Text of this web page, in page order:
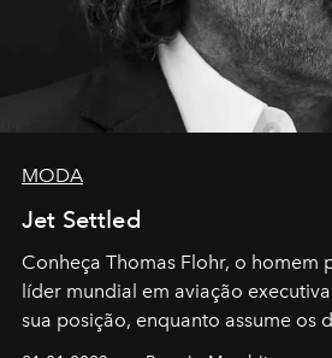
MODA
Jet Settled
Conheça Thomas Flohr, o homem
líder mundial em aviação
sua posição, enquanto assume os
em rápida evolução e redefinindo